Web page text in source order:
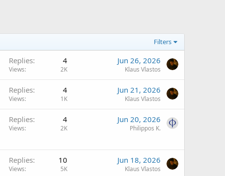
Filters
Replies 4
Views 2K
Jun 26, 2026
Klaus Vlastos
Replies 4
Views 1K
Jun 21, 2026
Klaus Vlastos
Replies 4
Views 2K
Jun 20, 2026
Philippos K.
Replies 10
Views 5K
Jun 18, 2026
Klaus Vlastos